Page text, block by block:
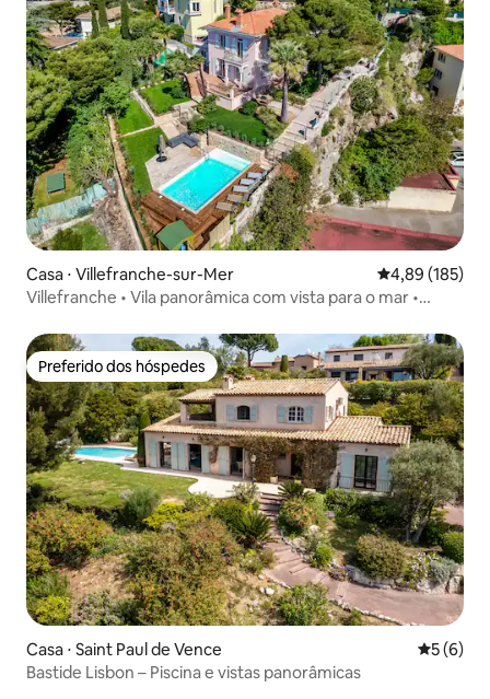
Casa ⋅ Villefranche-sur-Mer 4,89 de uma
4,89 (185)
Villefranche • Vila panorâmica com vista para o mar •
Preferido dos hóspedes
Preferido dos hóspedes
Casa ⋅ Saint Paul de Vence 5 de
5 (6)
Bastide Lisbon – Piscina e vistas panorâmicas